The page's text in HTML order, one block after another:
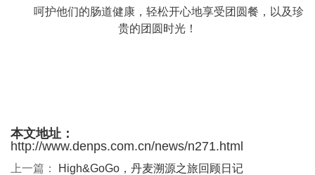
呵护他们的肠道健康，轻松开心地享受团圆餐，以及珍
贵的团圆时光！
本文地址：
http://www.denps.com.cn/news/n271.html
上一篇：
High&GoGo，丹麦溯源之旅回顾日记